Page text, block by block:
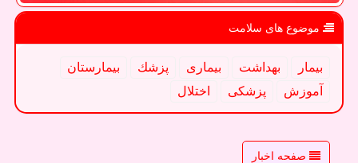
موضوع های سلامت
بیمار بهداشت بیماری پزشك
بیمارستان
آموزش
پزشكی اختلال
صفحه اخبار